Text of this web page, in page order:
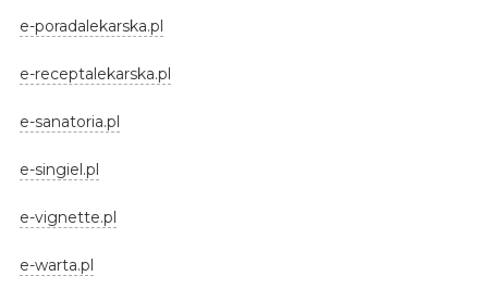
e-poradalekarska.pl
e-receptalekarska.pl
e-sanatoria.pl
e-singiel.pl
e-vignette.pl
e-warta.pl